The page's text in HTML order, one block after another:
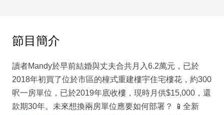
節目簡介
讀者Mandy於早前結婚與丈夫合共月入6.2萬元，已於
2018年初買了位於市區的橦式重建樓宇住宅樓花，約300
呎一房單位，已於2019年底收樓，現時月供$15,000，還
款期30年。未來想換兩房單位應要如何部署？
📱 全新